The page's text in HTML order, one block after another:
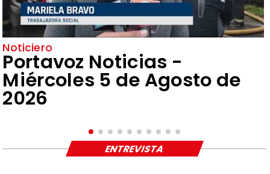
Noticiero
Portavoz Noticias -
Miércoles 5 de Agosto de
2026
ENTREVISTA